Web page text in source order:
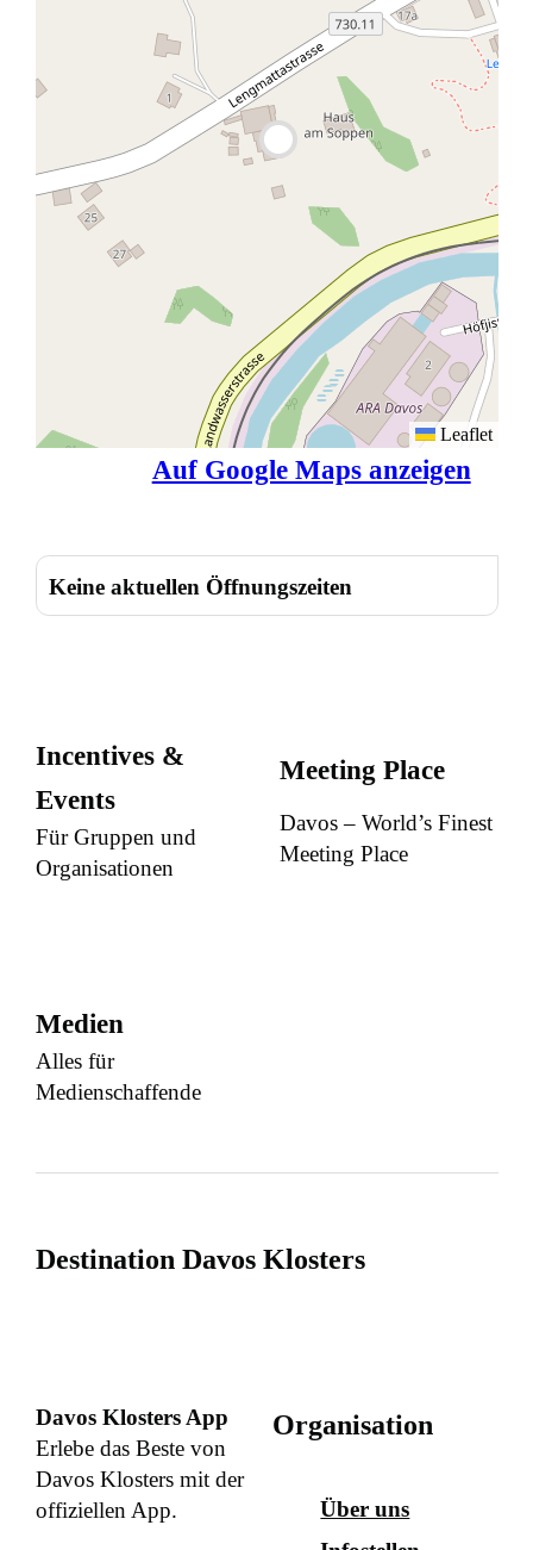
Leaflet
Auf Google Maps anzeigen
Keine aktuellen Öffnungszeiten
Incentives &
Events
Für Gruppen und
Organisationen
Meeting Place
Davos – World’s Finest
Meeting Place
Medien
Alles für
Medienschaffende
Destination Davos Klosters
Davos Klosters App
Erlebe das Beste von
Davos Klosters mit der
offiziellen App.
Organisation
Über uns